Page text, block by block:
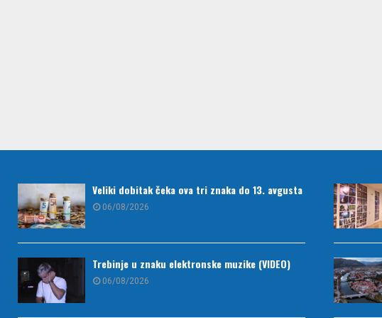
Veliki dobitak čeka ova tri znaka do 13. avgusta
06/08/2026
Trebinje u znaku elektronske muzike (VIDEO)
06/08/2026